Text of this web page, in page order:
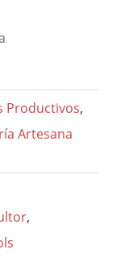
Productivos,
Artesana
,